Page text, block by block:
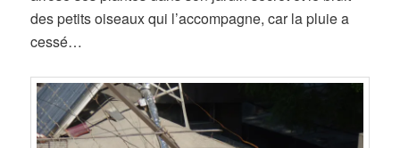
des petits oiseaux qui l’accompagne, car la pluie a
cessé…